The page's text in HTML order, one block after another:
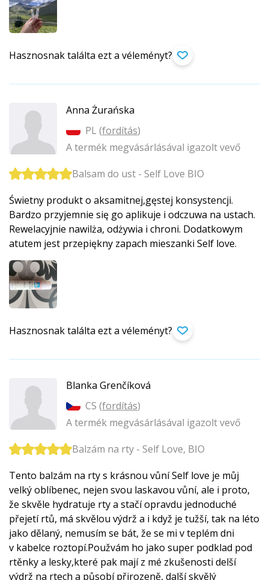
Hasznosnak találta ezt a véleményt?
Anna Żurańska
PL (fordítás)
A termék megvásárlásával igazolt vevő
Balsam do ust - Self Love BIO
Świetny produkt o aksamitnej,gęstej konsystencji.
Bardzo przyjemnie się go aplikuje i odczuwa na ustach.
Rewelacyjnie nawilża, odżywia i chroni. Dodatkowym
atutem jest przepiękny zapach mieszanki Self love.
Hasznosnak találta ezt a véleményt?
Blanka Grenčíková
CS (fordítás)
A termék megvásárlásával igazolt vevő
Balzám na rty - Self Love, BIO
Tento balzám na rty s krásnou vůní Self love je můj
velký oblíbenec, nejen svou laskavou vůní, ale i proto,
že skvěle hydratuje rty a stačí opravdu jednoduché
přejetí rtů, má skvělou výdrž a i když je tužší, tak na léto
jako dělaný, nemusím se bát, že se mi v teplém dni
v kabelce roztopí.Použvám ho jako super podklad pod
rtěnky a lesky,které pak mají z mé zkušenosti delší
výdrž na rtech a působí přirozeně, další skvělý